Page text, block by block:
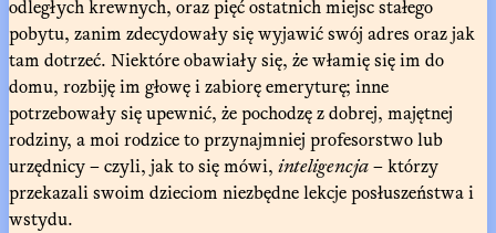
odległych krewnych, oraz pięć ostatnich miejsc stałego
pobytu, zanim zdecydowały się wyjawić swój adres oraz jak
tam dotrzeć. Niektóre obawiały się, że włamię się im do
domu, rozbiję im głowę i zabiorę emeryturę; inne
potrzebowały się upewnić, że pochodzę z dobrej, majętnej
rodziny, a moi rodzice to przynajmniej profesorstwo lub
urzędnicy – czyli, jak to się mówi, inteligencja– którzy
przekazali swoim dzieciom niezbędne lekcje posłuszeństwa i
wstydu.